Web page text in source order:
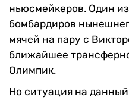
ньюсмейкеров. Один
бомбардиров
мячей на пару с
ближайшее
Олимпик.
Но ситуация на